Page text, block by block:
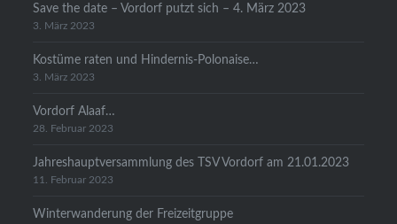
Save the date – Vordorf putzt sich – 4. März 2023
3. März 2023
Kostüme raten und Hindernis-Polonaise…
3. März 2023
Vordorf Alaaf…
28. Februar 2023
Jahreshauptversammlung des TSV Vordorf am 21.01.2023
11. Februar 2023
Winterwanderung der Freizeitgruppe